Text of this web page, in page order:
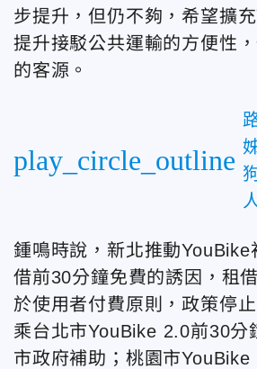
步提升，但仍不夠，希望擴
提升接駁公共運輸的方便性
的客源。
play_circle_outline
鍾鳴時說，新北推動YouBike
借前30分鐘免費的誘因，租
於使用者付費原則，政策停
乘台北市YouBike 2.0前30分
市政府補助；桃園市YouBike